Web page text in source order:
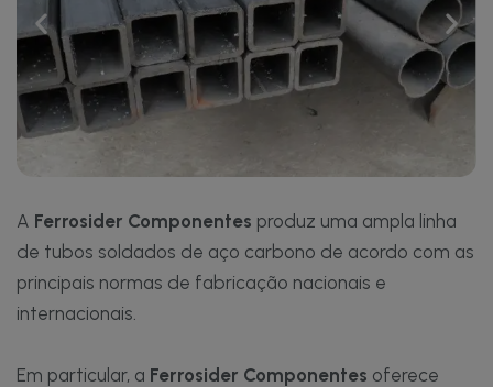
A Ferrosider Componentes produz uma ampla linha
de tubos soldados de aço carbono de acordo com as
principais normas de fabricação nacionais e
internacionais.
Em particular, a Ferrosider Componentes oferece